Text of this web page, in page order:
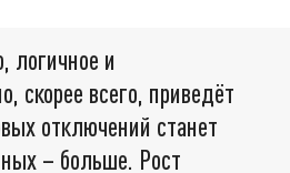
логичное и
скорее всего, приведёт
отключений станет
– больше. Рост